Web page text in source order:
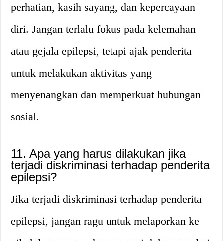
perhatian, kasih sayang, dan kepercayaan
diri. Jangan terlalu fokus pada kelemahan
atau gejala epilepsi, tetapi ajak penderita
untuk melakukan aktivitas yang
menyenangkan dan memperkuat hubungan
sosial.
11. Apa yang harus dilakukan jika
terjadi diskriminasi terhadap penderita
epilepsi?
Jika terjadi diskriminasi terhadap penderita
epilepsi, jangan ragu untuk melaporkan ke